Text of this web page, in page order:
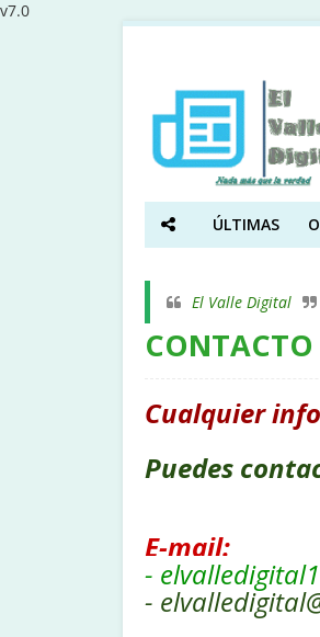
v7.0
ÚLTIMAS
El Valle Digital
CONTACTO
Cualquier
Puedes
E-mail:
-
-